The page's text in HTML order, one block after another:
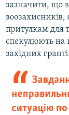
зазначити, що
притулкам для
спекулюють на
західних
ситуацію